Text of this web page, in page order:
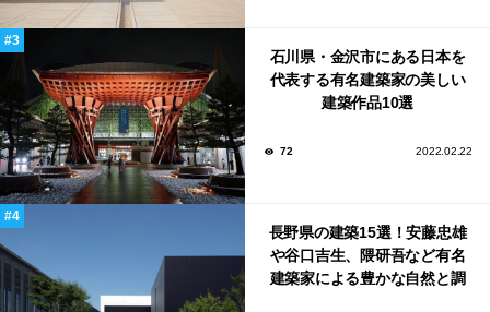
石川県・金沢市にある日本を
代表する有名建築家の美しい
建築作品10選
72 2022.02.22
長野県の建築15選！安藤忠雄
や谷口吉生、隈研吾など有名
建築家による豊かな自然と調